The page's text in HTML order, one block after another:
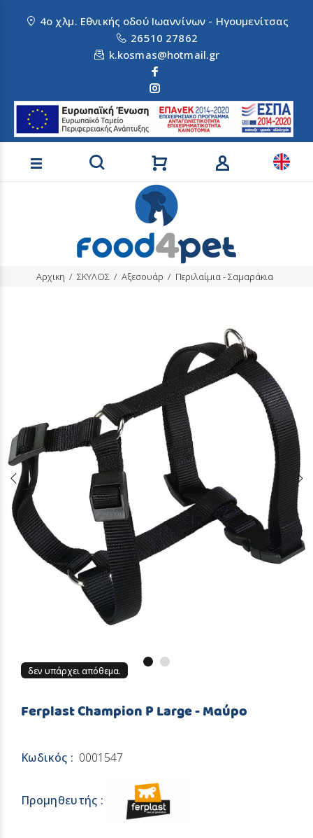
4ο χλμ. Εθνικής οδού Ιωαννίνων - Ηγουμενίτσας
26510 27862
k.kosmas@hotmail.gr
Αναζήτηση προϊόντων
Αρχικη ΣΚΥΛΟΣ Αξεσουάρ Περιλαίμια - Σαμαράκια
δεν υπάρχει απόθεμα.
Ferplast Champion P Large - Μαύρο
Κωδικός : 0001547
Προμηθευτής :